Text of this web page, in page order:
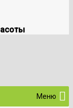
Меню